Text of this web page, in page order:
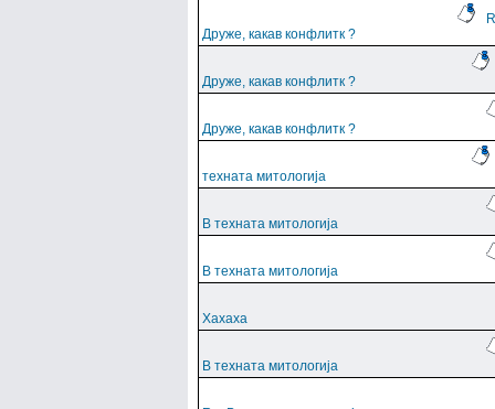
Друже, какав конфлитк ?
Друже, какав конфлитк ?
Друже, какав конфлитк ?
техната митологија
В техната митологија
В техната митологија
Хахаха
В техната митологија